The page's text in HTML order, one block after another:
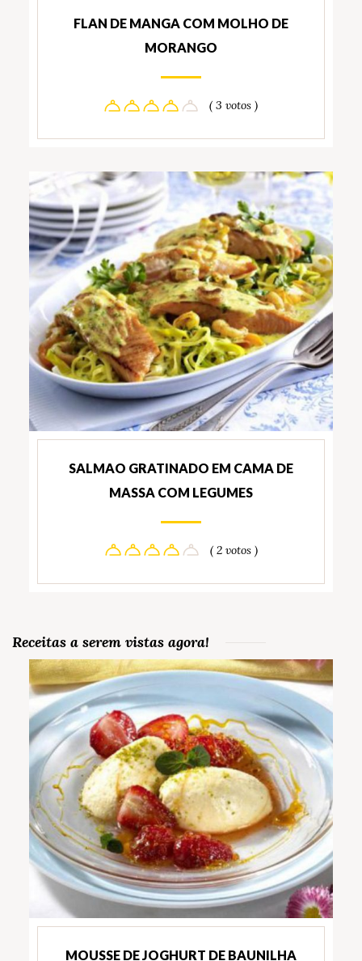
FLAN DE MANGA COM MOLHO DE
MORANGO
( 3 votos )
SALMAO GRATINADO EM CAMA DE
MASSA COM LEGUMES
( 2 votos )
Receitas a serem vistas agora!
MOUSSE DE JOGHURT DE BAUNILHA